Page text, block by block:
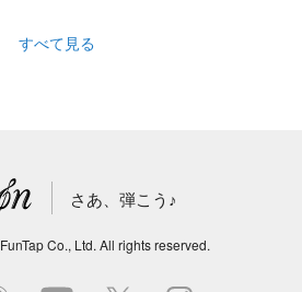
すべて見る
さあ、弾こう♪
FunTap Co., Ltd. All rights reserved.